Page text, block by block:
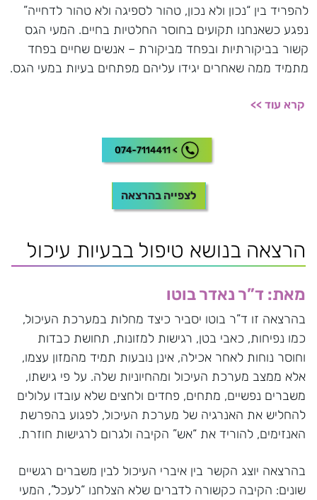
להפריד בין “נכון ולא נכון, טהור לספיגה ולא טהור לדחייה”
נפגע כשאנחנו תקועים בחוסר החלטיות בחיים. המעי הגס
קשור בביקורתיות ובפחד מביקורת – אנשים שחיים בפחד
מתמיד ממה שאחרים יגידו עליהם מפתחים בעיות במעי הגס.
קרא עוד >>
לצפייה בהרצאה
הרצאה בנושא טיפול בבעיות עיכול
מאת: ד”ר נאדר בוטו
בהרצאה זו ד”ר בוטו יסביר כיצד מחלות במערכת העיכול,
כמו נפיחות, כאבי בטן, רגישות למזונות, תחושת כבדות
וחוסר נוחות לאחר אכילה, אינן נובעות תמיד מהמזון עצמו,
אלא ממצב מערכת העיכול ומהחיוניות שלה. על פי גישתו,
משברים נפשיים, מתחים, פחדים ולחצים שלא עובדו עלולים
להחליש את האנרגיה של מערכת העיכול, לפגוע בהפרשת
האנזימים, להוריד את “אש” הקיבה ולגרום לרגישות חוזרת.
בהרצאה יוצג הקשר בין איברי העיכול לבין משברים רגשיים
שונים: הקיבה כקשורה לדברים שלא הצלחנו “לעכל”, המעי